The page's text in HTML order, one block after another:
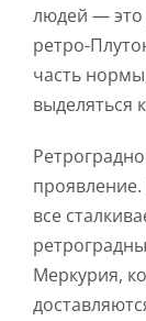
людей — это
ретро-
часть
выделяться
все
Меркурия,